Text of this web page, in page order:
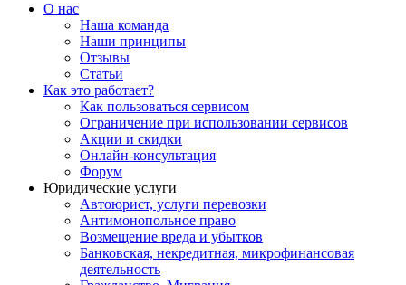
О нас
Наша команда
Наши принципы
Отзывы
Статьи
Как это работает?
Как пользоваться сервисом
Ограничение при использовании сервисов
Акции и скидки
Онлайн-консультация
Форум
Юридические услуги
Автоюрист, услуги перевозки
Антимонопольное право
Возмещение вреда и убытков
Банковская, некредитная, микрофинансовая
деятельность